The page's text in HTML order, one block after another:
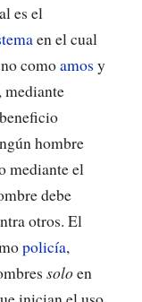
es el
en el cual
comoamos y
, mediante
hombre
mediante el
debe
otros. El
policía,
soloen